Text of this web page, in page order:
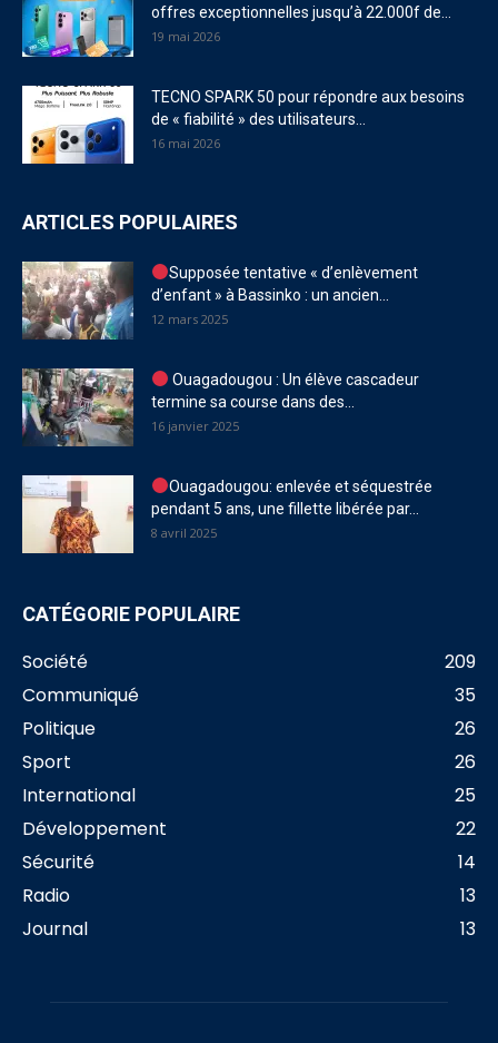
offres exceptionnelles jusqu’à 22.000f de...
19 mai 2026
TECNO SPARK 50 pour répondre aux besoins
de « fiabilité » des utilisateurs...
16 mai 2026
ARTICLES POPULAIRES
Supposée tentative « d’enlèvement
d’enfant » à Bassinko : un ancien...
12 mars 2025
Ouagadougou : Un élève cascadeur
termine sa course dans des...
16 janvier 2025
Ouagadougou: enlevée et séquestrée
pendant 5 ans, une fillette libérée par...
8 avril 2025
CATÉGORIE POPULAIRE
Société
209
Communiqué
35
Politique
26
Sport
26
International
25
Développement
22
Sécurité
14
Radio
13
Journal
13